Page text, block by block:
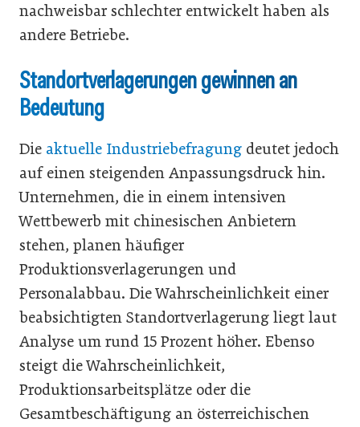
nachweisbar schlechter entwickelt haben als
andere Betriebe.
Standortverlagerungen gewinnen an
Bedeutung
Die aktuelle Industriebefragung deutet jedoch
auf einen steigenden Anpassungsdruck hin.
Unternehmen, die in einem intensiven
Wettbewerb mit chinesischen Anbietern
stehen, planen häufiger
Produktionsverlagerungen und
Personalabbau. Die Wahrscheinlichkeit einer
beabsichtigten Standortverlagerung liegt laut
Analyse um rund 15 Prozent höher. Ebenso
steigt die Wahrscheinlichkeit,
Produktionsarbeitsplätze oder die
Gesamtbeschäftigung an österreichischen